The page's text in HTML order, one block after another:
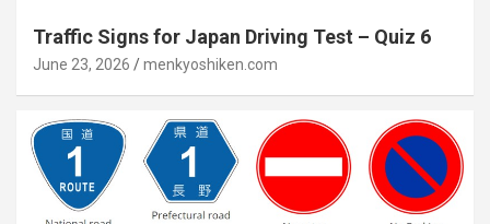
Traffic Signs for Japan Driving Test – Quiz 6
June 23, 2026 menkyoshiken.com